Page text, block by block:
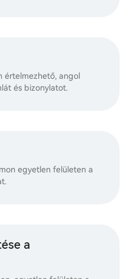
értelmezhető, angol
és bizonylatot.
egyetlen felületen a
a